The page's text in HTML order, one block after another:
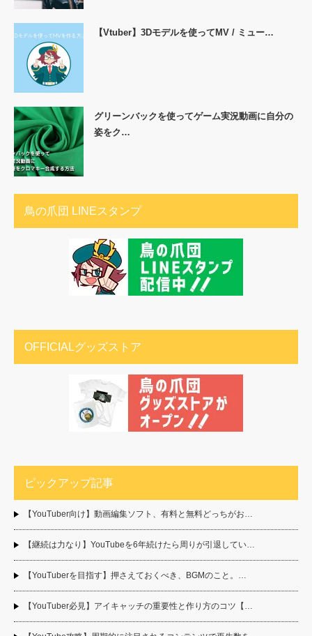
【Vtuber】3Dモデルを使ってMV / ミュー…
グリーンバックを使ってゲーム実況動画に自分の
姿をク…
鳥の爪団 LINEスタンプ
OFFICIALグッズストア
ピックアップ記事
【YouTuber向け】動画編集ソフト、有料と無料どっちがお…
【継続は力なり】YouTubeを6年続けたら周りが引退してい…
【YouTuberを目指す】押さえておくべき、BGMのこと。…
【YouTuber必見】アイキャッチの重要性と作り方のコツ【…